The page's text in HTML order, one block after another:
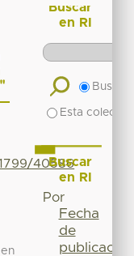
40586
Buscar
en RI
Buscar
Esta
Buscar
en RI
Por
Fecha
de
publicación